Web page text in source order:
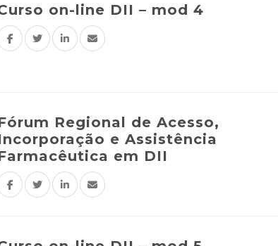
on-line DII – mod 4
Regional de Acesso,
e Assistência
em DII